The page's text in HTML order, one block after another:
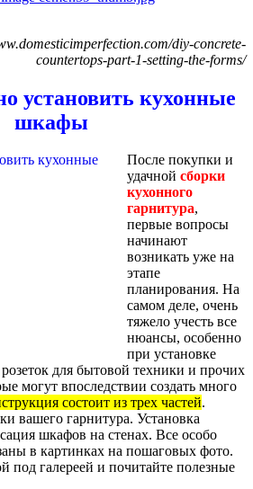
diy-concrete-
countertops-part-1-setting-the-forms/
установить кухонные
шкафы
После покупки и
удачной сборки
кухонного
гарнитура,
первые вопросы
начинают
возникать уже на
этапе
планирования. На
самом деле, очень
тяжело учесть все
нюансы, особенно
при установке
для бытовой техники и прочих
могут впоследствии создать много
состоит из трех частей.
вашего гарнитура. Установка
шкафов на стенах. Все особо
в картинках на пошаговых фото.
под галереей и почитайте полезные